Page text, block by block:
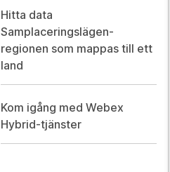
Hitta data
Samplaceringslägen-
regionen som mappas till ett
land
Kom igång med Webex
Hybrid-tjänster